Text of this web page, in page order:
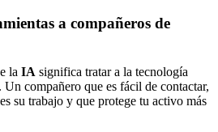
a compañeros de
la IA significa tratar a la tecnología
compañero que es fácil de contactar,
su trabajo y que protege tu activo más